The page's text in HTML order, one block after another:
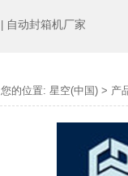
自动封箱机厂家
您的位置: 星空(中国) > 产